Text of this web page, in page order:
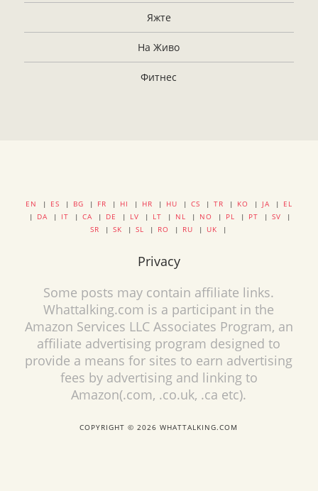
Яжте
На Живо
Фитнес
EN | ES | BG | FR | HI | HR | HU | CS | TR | KO | JA | EL
| DA | IT | CA | DE | LV | LT | NL | NO | PL | PT | SV |
SR | SK | SL | RO | RU | UK |
Privacy
Some posts may contain affiliate links.
Whattalking.com is a participant in the
Amazon Services LLC Associates Program, an
affiliate advertising program designed to
provide a means for sites to earn advertising
fees by advertising and linking to
Amazon(.com, .co.uk, .ca etc).
COPYRIGHT © 2026 WHATTALKING.COM